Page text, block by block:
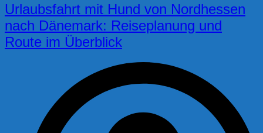
Urlaubsfahrt mit Hund von Nordhessen
nach Dänemark: Reiseplanung und
Route im Überblick